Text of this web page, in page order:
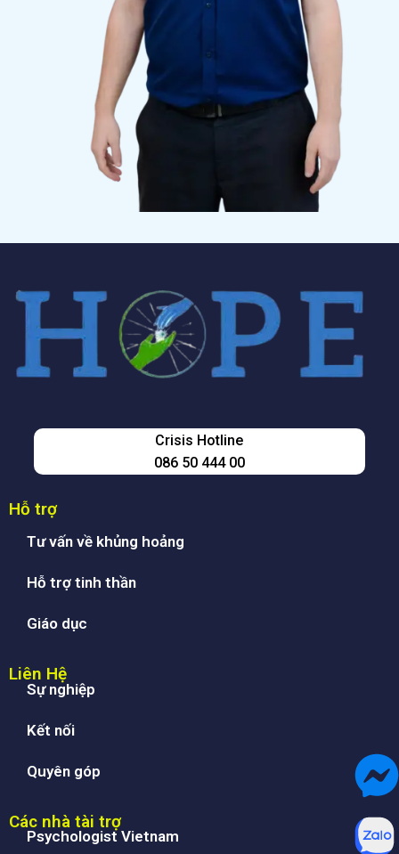
Crisis Hotline
086 50 444 00
Hỗ trợ
Tư vấn về khủng hoảng
Hỗ trợ tinh thần
Giáo dục
Liên Hệ
Sự nghiệp
Kết nối
Quyên góp
Các nhà tài trợ
Psychologist Vietnam